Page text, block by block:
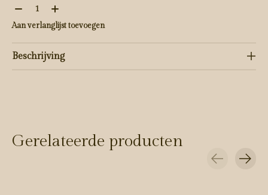
Aantal:
Aan verlanglijst toevoegen
Beschrijving
Gerelateerde producten